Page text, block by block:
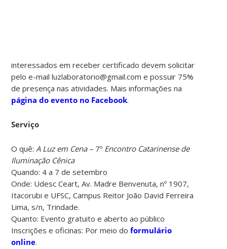
interessados em receber certificado devem solicitar
pelo e-mail luzlaboratorio@gmail.com e possuir 75%
de presença nas atividades. Mais informações na
página do evento no Facebook.
Serviço
O quê: A Luz em Cena – 7º Encontro Catarinense de
Iluminação Cênica
Quando: 4 a 7 de setembro
Onde: Udesc Ceart, Av. Madre Benvenuta, nº 1907,
Itacorubi e UFSC, Campus Reitor João David Ferreira
Lima, s/n, Trindade.
Quanto: Evento gratuito e aberto ao público
Inscrições e oficinas: Por meio doformulário
online.